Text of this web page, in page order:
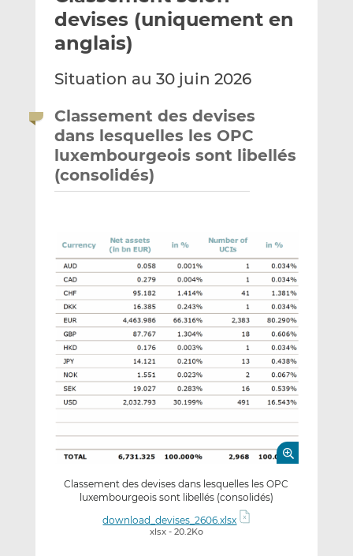
e
r
r
m
a
i
g
e
u
L
i
n
e
n
g
e
u
F
a
c
b
k
devises (uniquement en
anglais)
Situation au 30 juin 2026
Classement des devises
dans lesquelles les OPC
luxembourgeois sont libellés
(consolidés)
Classement des devises dans lesquelles les OPC
luxembourgeois sont libellés (consolidés)
download_devises_2606.xlsx
xlsx - 20.2Ko